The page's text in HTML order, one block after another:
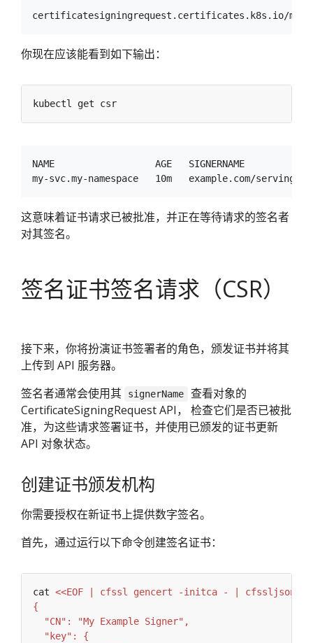
你现在应该能看到如下输出：
NAME                  AGE   SIGNERNAME
这意味着证书请求已被批准，并正在等待请求的签名者
对其签名。
签名证书签名请求（CSR）
接下来，你将扮演证书签署者的角色，颁发证书并将其
上传到 API 服务器。
签名者通常会使用其
signerName
查看对象的
CertificateSigningRequest API， 检查它们是否已被批
准，为这些请求签署证书，并使用已颁发的证书更新
API 对象状态。
创建证书颁发机构
你需要授权在新证书上提供数字签名。
首先，通过运行以下命令创建签名证书：
cat